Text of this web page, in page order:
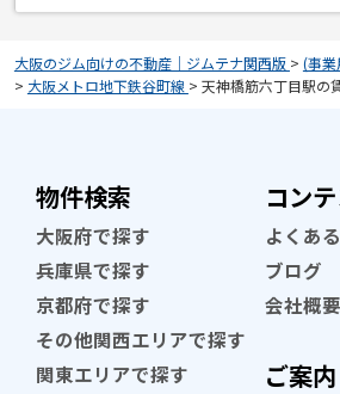
大阪のジム向けの不動産｜ジムテナ関西版 > (事
> 大阪メトロ地下鉄谷町線 > 天神橋筋六丁目駅の
物件検索
大阪府で探す
兵庫県で探す
京都府で探す
その他関西エリアで探す
関東エリアで探す
コン
よくあ
ブログ
会社概要
ご案内